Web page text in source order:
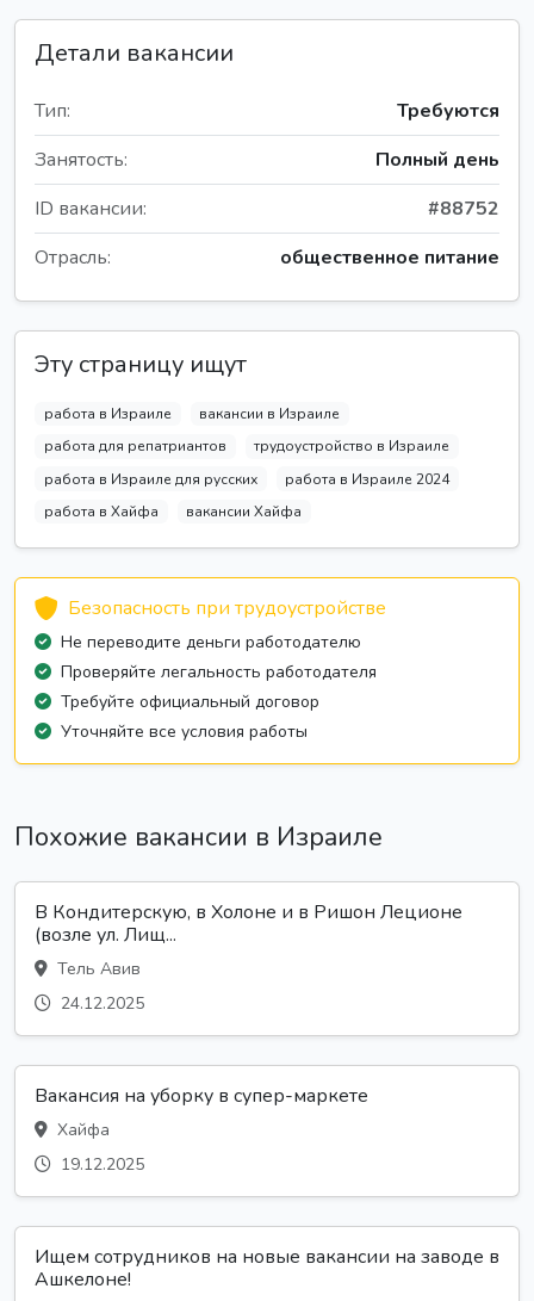
Детали вакансии
Тип:
Требуются
Занятость:
Полный день
ID вакансии:
#88752
Отрасль:
общественное питание
Эту страницу ищут
работа в Израиле
вакансии в Израиле
работа для репатриантов
трудоустройство в Израиле
работа в Израиле для русских
работа в Израиле 2024
работа в Хайфа
вакансии Хайфа
Безопасность при трудоустройстве
Не переводите деньги работодателю
Проверяйте легальность работодателя
Требуйте официальный договор
Уточняйте все условия работы
Похожие вакансии в Израиле
В Кондитерскую, в Холоне и в Ришон Леционе
(возле ул. Лищ...
Тель Авив
24.12.2025
Вакансия на уборку в супер-маркете
Хайфа
19.12.2025
Ищем сотрудников на новые вакансии на заводе в
Ашкелоне!